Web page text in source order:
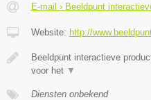
E-mail › Beeldpunt
Website: http://
Beeldpunt interactieve
voor het ▼
Diensten onbekend